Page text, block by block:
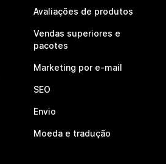
Avaliações de produtos
Vendas superiores e
pacotes
Marketing por e-mail
SEO
Envio
Moeda e tradução